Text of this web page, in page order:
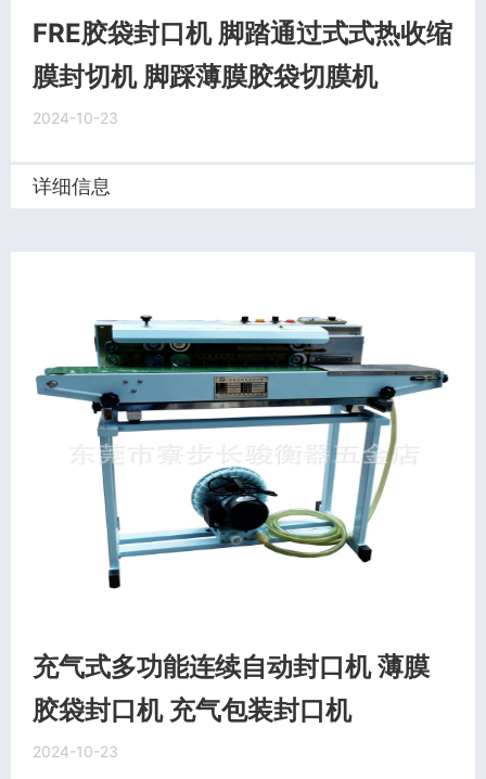
FRE胶袋封口机 脚踏通过式式热收缩
膜封切机 脚踩薄膜胶袋切膜机
2024-10-23
详细信息
充气式多功能连续自动封口机 薄膜
胶袋封口机 充气包装封口机
2024-10-23